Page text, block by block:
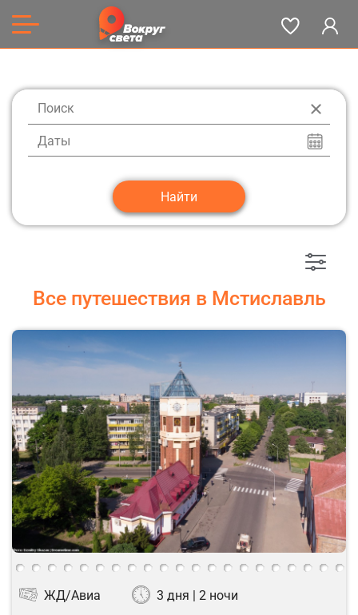
Даты
Все путешествия в Мстиславль
ЖД/Авиа 3 дня | 2 ночи